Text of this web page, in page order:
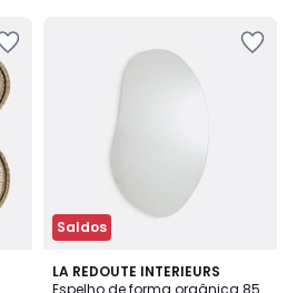
Saldos
LA REDOUTE INTERIEURS
Espelho de forma orgânica 85
4,9
/ 5